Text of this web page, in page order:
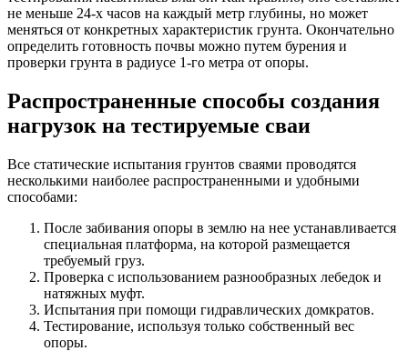
не меньше 24-х часов на каждый метр глубины, но может
меняться от конкретных характеристик грунта. Окончательно
определить готовность почвы можно путем бурения и
проверки грунта в радиусе 1-го метра от опоры.
Распространенные способы создания
нагрузок на тестируемые сваи
Все статические испытания грунтов сваями проводятся
несколькими наиболее распространенными и удобными
способами:
После забивания опоры в землю на нее устанавливается
специальная платформа, на которой размещается
требуемый груз.
Проверка с использованием разнообразных лебедок и
натяжных муфт.
Испытания при помощи гидравлических домкратов.
Тестирование, используя только собственный вес
опоры.